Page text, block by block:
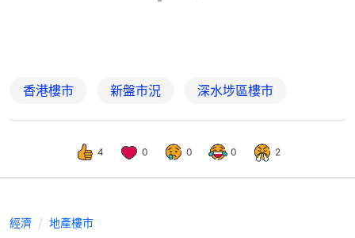
香港樓市 新盤市況 深水埗區樓市
4 0 0 0 2
經濟 地產樓市